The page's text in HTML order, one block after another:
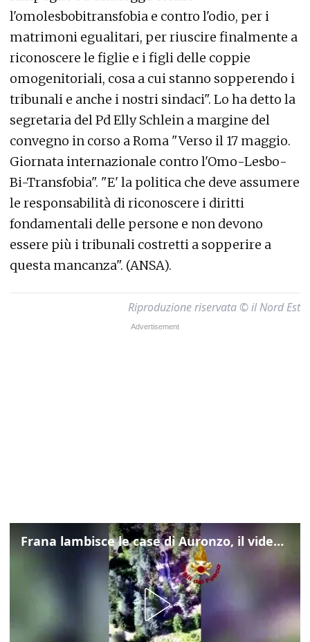
l'omolesbobitransfobia e contro l'odio, per i
matrimoni egualitari, per riuscire finalmente a
riconoscere le figlie e i figli delle coppie
omogenitoriali, cosa a cui stanno sopperendo i
tribunali e anche i nostri sindaci". Lo ha detto la
segretaria del Pd Elly Schlein a margine del
convegno in corso a Roma "Verso il 17 maggio.
Giornata internazionale contro l'Omo-Lesbo-
Bi-Transfobia". "E' la politica che deve assumere
le responsabilità di riconoscere i diritti
fondamentali delle persone e non devono
essere più i tribunali costretti a sopperire a
questa mancanza". (ANSA).
Riproduzione riservata © il Nord Est
Frana lambisce le case di Auronzo, il video dall'elicottero dei vigili del fuoco